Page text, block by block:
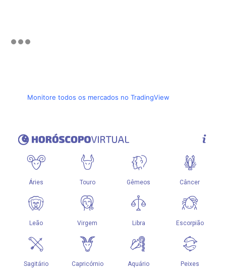
Monitore todos os mercados no TradingView